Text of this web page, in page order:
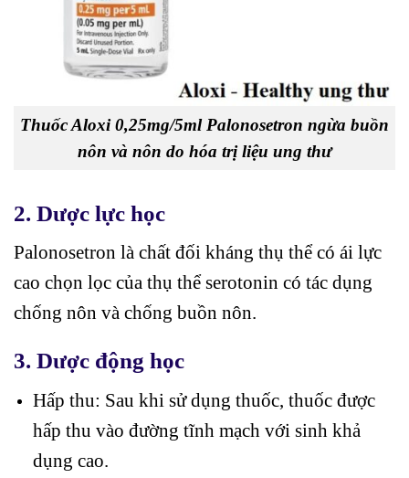
Thuốc Aloxi 0,25mg/5ml Palonosetron ngừa buồn
nôn và nôn do hóa trị liệu ung thư
2. Dược lực học
Palonosetron là chất đối kháng thụ thể có ái lực
cao chọn lọc của thụ thể serotonin có tác dụng
chống nôn và chống buồn nôn.
3. Dược động học
Hấp thu: Sau khi sử dụng thuốc, thuốc được
hấp thu vào đường tĩnh mạch với sinh khả
dụng cao.